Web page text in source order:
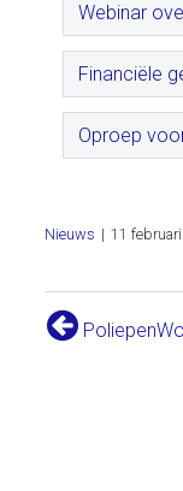
Webinar
Financiële
Oproep
Nieuws | 11
Poliepen